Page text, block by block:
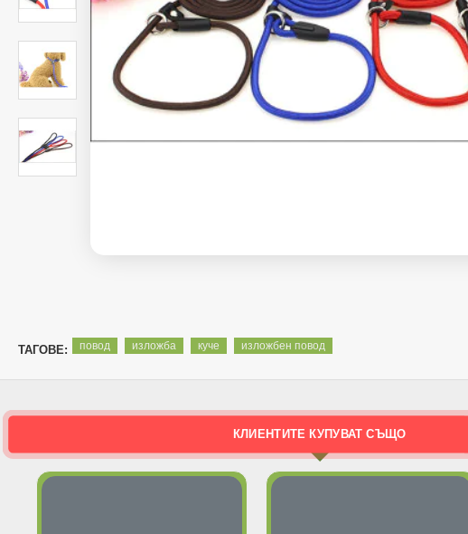
ТАГОВЕ: повод изложба куче изложбен повод
КЛИЕНТИТЕ КУПУВАТ СЪЩО